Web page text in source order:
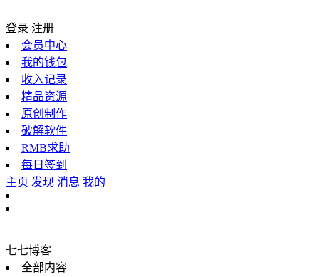
登录 注册
会员中心
我的钱包
收入记录
精品资源
原创制作
破解软件
RMB求助
每日签到
主页 发现 消息 我的
七七博客
全部内容